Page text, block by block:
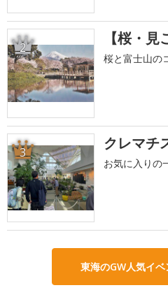
2 【桜・
桜と富士山の
3 クレマチ
お気に入りの
東海のGW人気イ